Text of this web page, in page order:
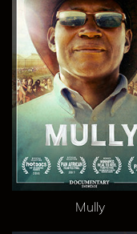
Mully